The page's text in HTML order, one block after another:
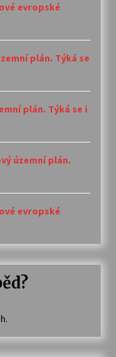
evropské
plán. Týká se
plán. Týká se i
územní plán.
evropské